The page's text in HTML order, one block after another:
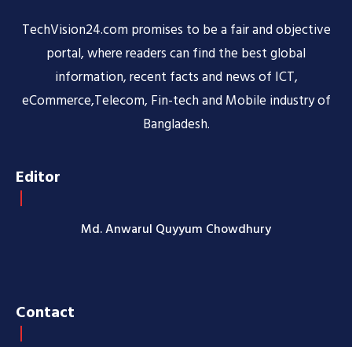
TechVision24.com promises to be a fair and objective
portal, where readers can find the best global
information, recent facts and news of ICT,
eCommerce,Telecom, Fin-tech and Mobile industry of
Bangladesh.
Editor
Md. Anwarul Quyyum Chowdhury
Contact